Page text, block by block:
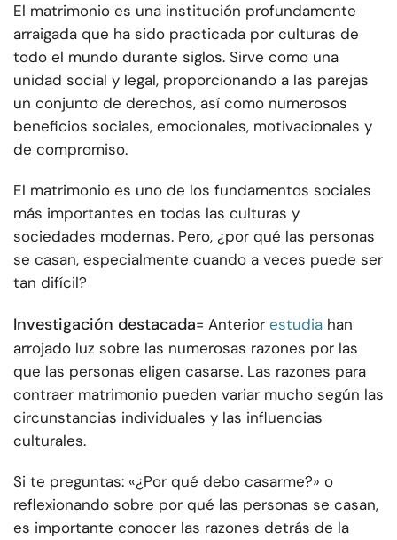
El matrimonio es una institución profundamente
arraigada que ha sido practicada por culturas de
todo el mundo durante siglos. Sirve como una
unidad social y legal, proporcionando a las parejas
un conjunto de derechos, así como numerosos
beneficios sociales, emocionales, motivacionales y
de compromiso.
El matrimonio es uno de los fundamentos sociales
más importantes en todas las culturas y
sociedades modernas. Pero, ¿por qué las personas
se casan, especialmente cuando a veces puede ser
tan difícil?
Investigación destacada= Anterior estudia han
arrojado luz sobre las numerosas razones por las
que las personas eligen casarse. Las razones para
contraer matrimonio pueden variar mucho según las
circunstancias individuales y las influencias
culturales.
Si te preguntas: «¿Por qué debo casarme?» o
reflexionando sobre por qué las personas se casan,
es importante conocer las razones detrás de la